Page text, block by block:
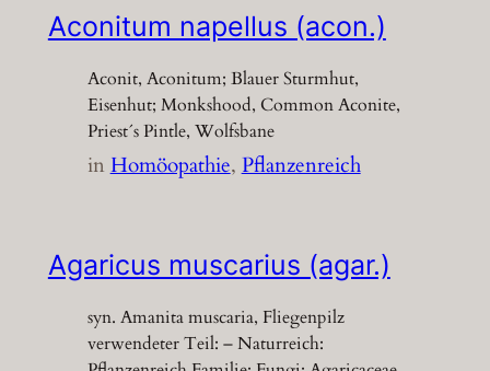
Aconitum napellus (acon.)
Aconit, Aconitum; Blauer Sturmhut,
Eisenhut; Monkshood, Common Aconite,
Priest´s Pintle, Wolfsbane
inHomöopathie, Pflanzenreich
Agaricus muscarius (agar.)
syn. Amanita muscaria, Fliegenpilz
verwendeter Teil: – Naturreich: